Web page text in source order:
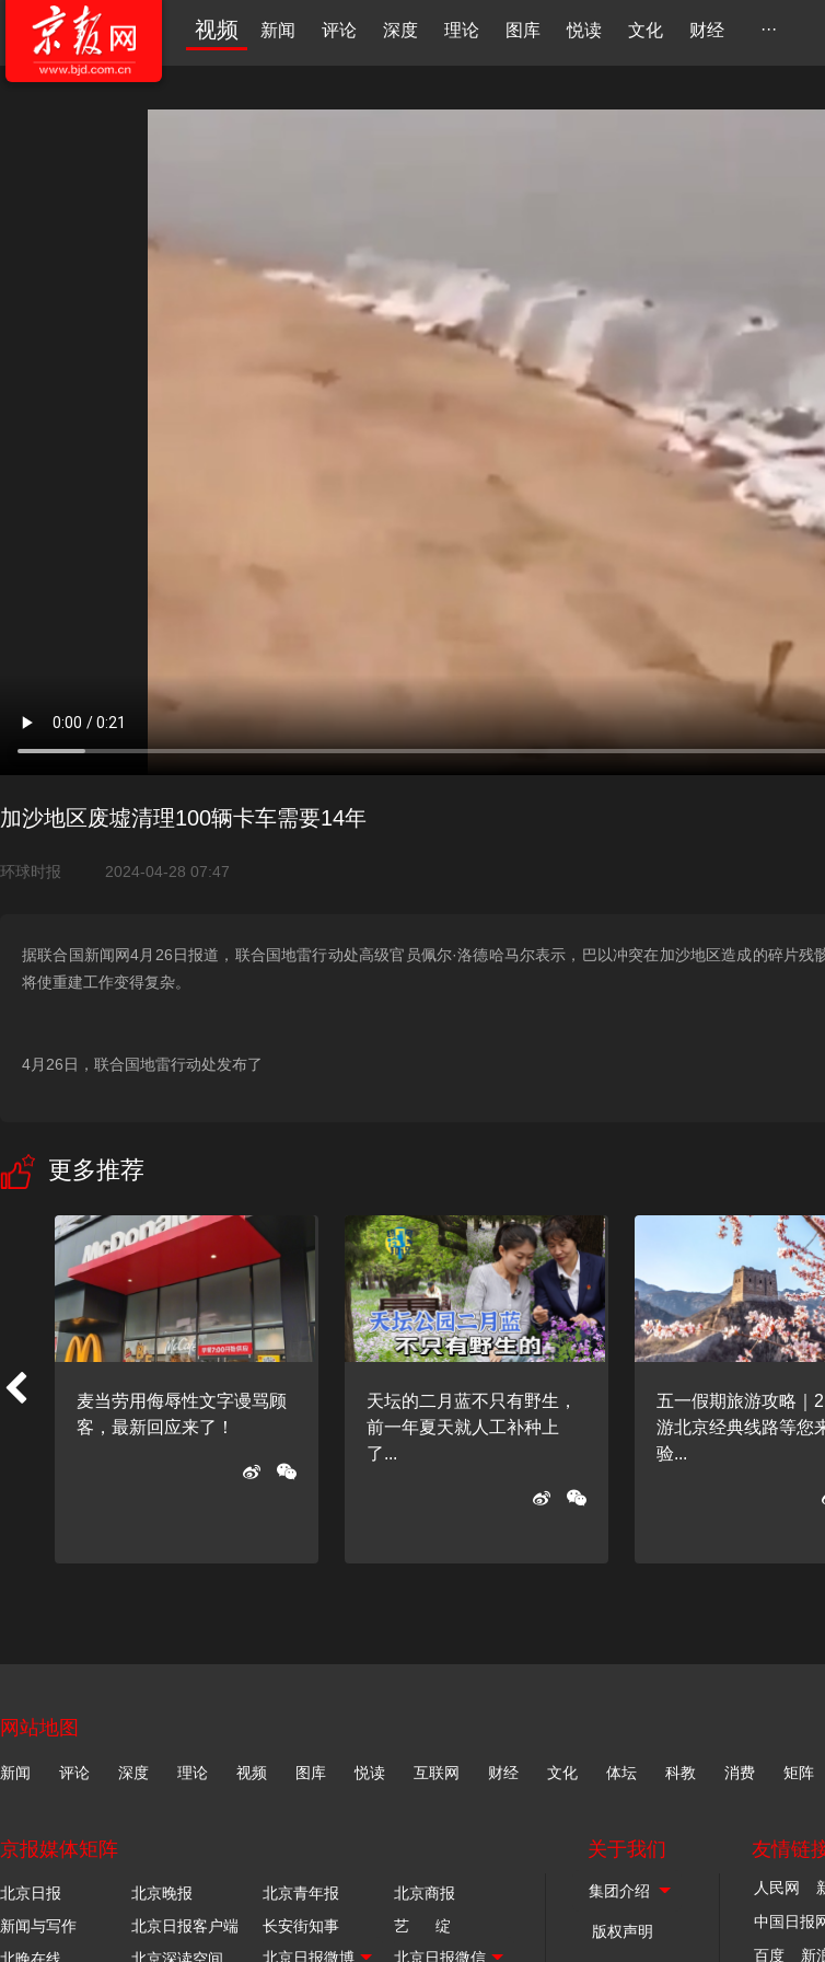
视频 新闻 评论 深度 理论 图库 悦读 文化 财经 ···
加沙地区废墟清理100辆卡车需要14年
环球时报 2024-04-28 07:47
据联合国新闻网4月26日报道，联合国地雷行动处高级官员佩尔·洛德哈马尔表示，巴以冲突在加沙地区造成的碎片
将使重建工作变得复杂。
4月26日，联合国地雷行动处发布了
更多推荐
麦当劳用侮辱性文字谩骂顾
客，最新回应来了！
天坛的二月蓝不只有野生，
前一年夏天就人工补种上
了...
五一假期旅游攻略｜
游北京经典线路等您
验...
网站地图
新闻 评论 深度 理论 视频 图库 悦读 互联网 财经 文化 体坛 科教 消费 矩阵
京报媒体矩阵
北京日报 北京晚报 北京青年报
北京商报
新闻与写作
北京日报客户端 长安街知事
艺 绽
关于我们
版权声明
友情链
人民网
中国日报
百度
新